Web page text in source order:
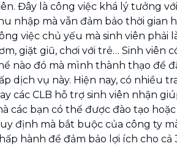
Đây là công việc khá lý tưởng
nhập mà vẫn đảm bảo thời gian
việc chủ yếu mà sinh viên phải
giặt giũ, chơi với trẻ… Sinh viên
nào đó mà mình thành thạo để
dịch vụ này. Hiện nay, có nhiều
các CLB hỗ trợ sinh viên nhận
các bạn có thể được đào tạo
định mà bắt buộc của công ty
hành để đảm bảo lợi ích cho cả